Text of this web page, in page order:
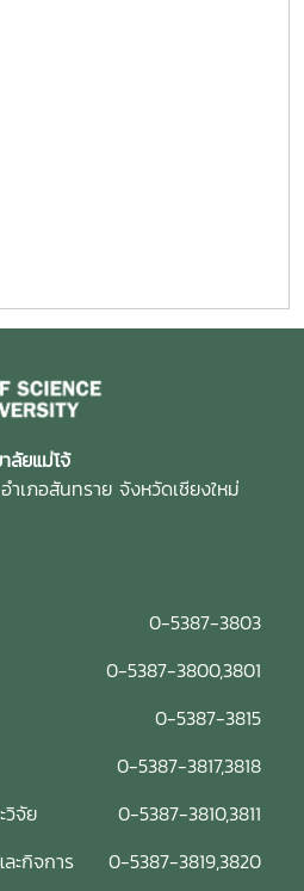
ลัยแม่โจ้
เภอสันทราย จังหวัดเชียงใหม่
0-5387-3803
0-5387-3800,3801
0-5387-3815
0-5387-3817,3818
วิจัย
0-5387-3810,3811
ะกิจการ
0-5387-3819,3820